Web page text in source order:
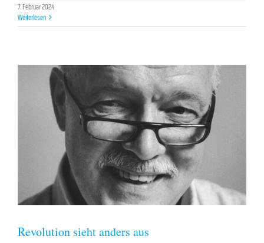
7. Februar 2024
Weiterlesen
Revolution sieht anders aus